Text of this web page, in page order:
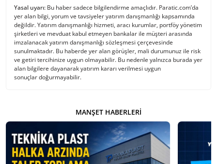
Yasal uyarı: Bu haber sadece bilgilendirme amaçlıdır. Paratic.com’da
yer alan bilgi, yorum ve tavsiyeler yatırım danışmanlığı kapsamında
değildir. Yatırım danışmanlığı hizmeti, aracı kurumlar, portföy yönetim
şirketleri ve mevduat kabul etmeyen bankalar ile müşteri arasında
imzalanacak yatırım danışmanlığı sözleşmesi çerçevesinde
sunulmaktadır. Bu haberde yer alan görüşler, mali durumunuz ile risk
ve getiri tercihinize uygun olmayabilir. Bu nedenle yalnızca burada yer
alan bilgilere dayanarak yatırım kararı verilmesi uygun
sonuçlar doğurmayabilir.
MANŞET HABERLERI